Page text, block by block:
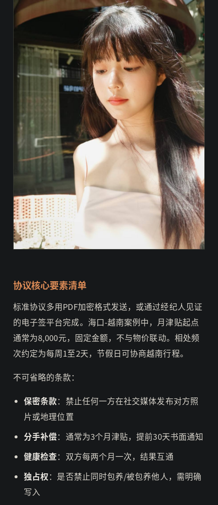
协议核心要素清单
标准协议多用PDF加密格式发送，或通过经纪人见证
的电子签平台完成。海口-越南案例中，月津贴起点
通常为8,000元，固定金额，不与物价联动。相处频
次约定为每周1至2天，节假日可协商越南行程。
不可省略的条款：
保密条款：禁止任何一方在社交媒体发布对方照
片或地理位置
分手补偿：通常为3个月津贴，提前30天书面通知
健康检查：双方每两个月一次，结果互通
独占权：是否禁止同时包养/被包养他人，需明确
写入